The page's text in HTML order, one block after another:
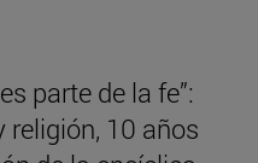
parte de la fe”:
religión, 10 años